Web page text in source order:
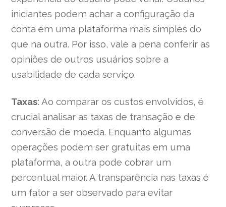
iniciantes podem achar a configuração da
conta em uma plataforma mais simples do
que na outra. Por isso, vale a pena conferir as
opiniões de outros usuários sobre a
usabilidade de cada serviço.
Taxas: Ao comparar os custos envolvidos, é
crucial analisar as taxas de transação e de
conversão de moeda. Enquanto algumas
operações podem ser gratuitas em uma
plataforma, a outra pode cobrar um
percentual maior. A transparência nas taxas é
um fator a ser observado para evitar